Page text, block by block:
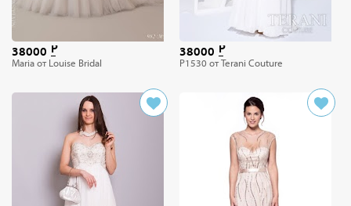
38000
Maria от Louise Bridal
38000
P1530 от Terani Couture